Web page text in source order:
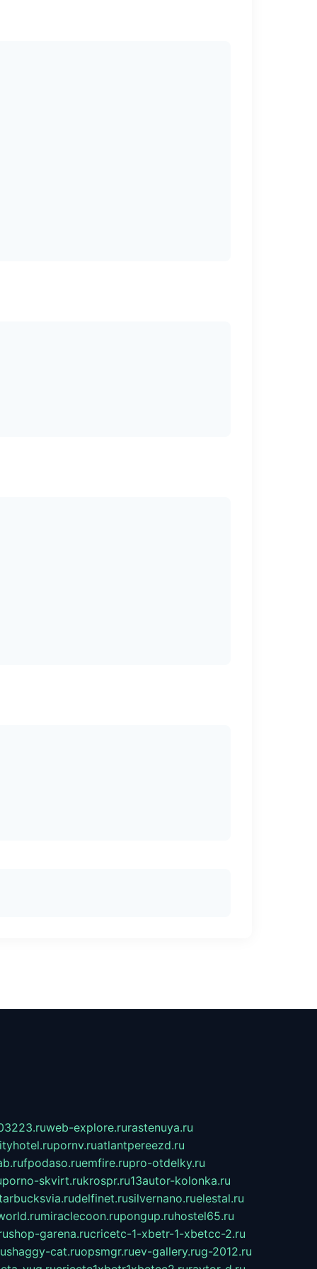
web-explore.rurastenuya.ru
pornv.ruatlantpereezd.ru
fpodaso.ruemfire.rupro-otdelky.ru
porno-skvirt.rukrospr.ru13autor-kolonka.ru
delfinet.rusilvernano.ruelestal.ru
miraclecoon.rupongup.ruhostel65.ru
shop-garena.rucricetc-1-xbetr-1-xbetcc-2.ru
shaggy-cat.ruopsmgr.ruev-gallery.rug-2012.ru